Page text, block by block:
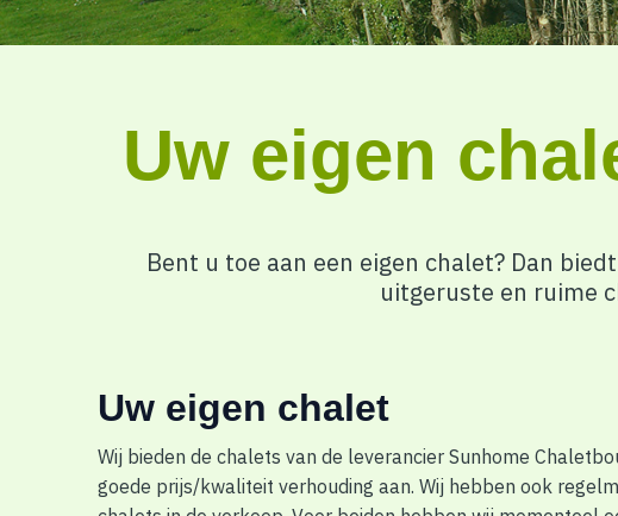
Uw eigen
Bent u toe aan een eigen chalet? Dan
uitgeruste en ruime
Uw eigen chalet
Wij bieden de chalets van de leverancier Sunhome
goede prijs/kwaliteit verhouding aan. Wij hebben ook